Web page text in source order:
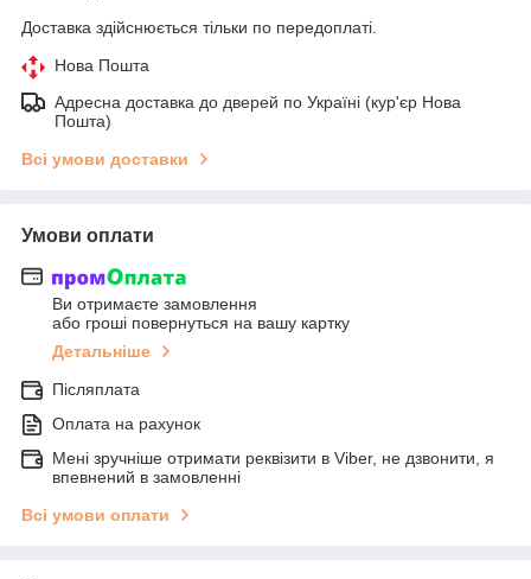
Доставка здійснюється тільки по передоплаті.
Нова Пошта
Адресна доставка до дверей по Україні (кур'єр Нова
Пошта)
Всі умови доставки
Умови оплати
Ви отримаєте замовлення
або гроші повернуться на вашу картку
Детальніше
Післяплата
Оплата на рахунок
Мені зручніше отримати реквізити в Viber, не дзвонити, я
впевнений в замовленні
Всі умови оплати